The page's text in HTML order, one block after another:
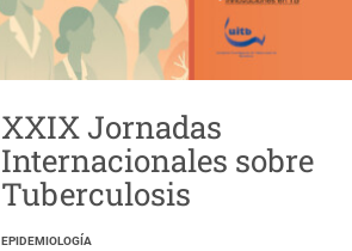
XXIX Jornadas
Internacionales sobre
Tuberculosis
EPIDEMIOLOGÍA